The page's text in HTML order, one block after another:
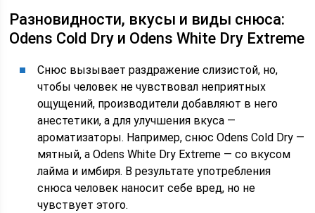
Разновидности, вкусы и виды снюса:
Odens Cold Dry и Odens White Dry Extreme
Снюс вызывает раздражение слизистой, но,
чтобы человек не чувствовал неприятных
ощущений, производители добавляют в него
анестетики, а для улучшения вкуса —
ароматизаторы. Например, снюс Odens Cold Dry —
мятный, а Odens White Dry Extreme — со вкусом
лайма и имбиря. В результате употребления
снюса человек наносит себе вред, но не
чувствует этого.